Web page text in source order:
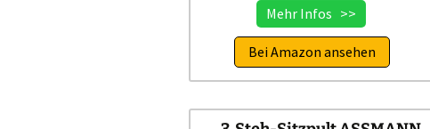
Mehr Infos >>
Bei Amazon ansehen